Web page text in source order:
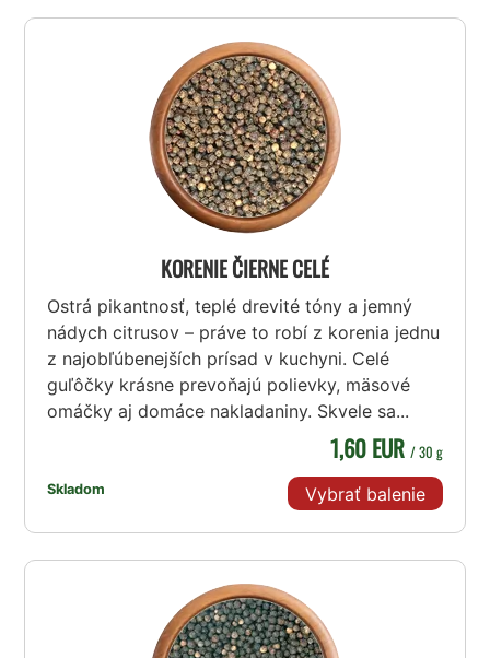
KORENIE ČIERNE CELÉ
Ostrá pikantnosť, teplé drevité tóny a jemný
nádych citrusov – práve to robí z korenia jednu
z najobľúbenejších prísad v kuchyni. Celé
guľôčky krásne prevoňajú polievky, mäsové
omáčky aj domáce nakladaniny. Skvele sa...
Skladom
1,60 EUR / 30 g
Vybrať balenie